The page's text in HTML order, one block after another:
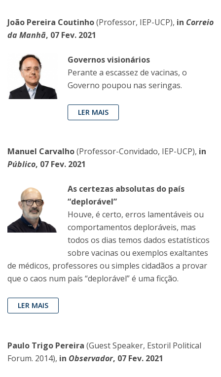
João Pereira Coutinho(Professor, IEP-UCP), in Correio
da Manhã, 07 Fev. 2021
Governos visionários
Perante a escassez de vacinas, o
Governo poupou nas seringas.
LER MAIS
Manuel Carvalho(Professor-Convidado, IEP-UCP), in
Público, 07 Fev. 2021
As certezas absolutas do país
“deplorável”
Houve, é certo, erros lamentáveis ou
comportamentos deploráveis, mas
todos os dias temos dados estatísticos
sobre vacinas ou exemplos exaltantes
de médicos, professores ou simples cidadãos a provar
que o caos num país “deplorável” é uma ficção.
LER MAIS
Paulo Trigo Pereira (Guest Speaker, Estoril Political
Forum. 2014), in Observador, 07 Fev. 2021